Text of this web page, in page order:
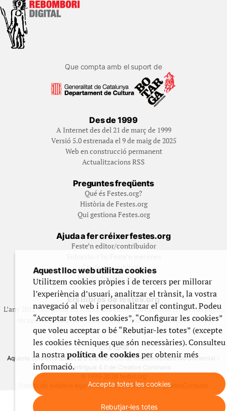
Que compta amb el suport de
Des de 1999
A Internet des del 21 de març de 1999
Versió 5.0 estrenada el 9 de maig de 2025
Web en construcció permanent
Actualitzacions RSS
Preguntes freqüents
Qué és Festes.org?
Història de Festes.org
Qui gestiona Festes.org
Ajuda a fer créixer festes.org
Feste’n editor/contribuidor
Contracta publicitat
Fes un donatiu puntual
Els llibres de festes.org
L’any 2012 vam posar en marxa una col·lecció editorial en format paper,
recuperant i ampliant materials que fins aleshores havien estat
exclusivament accessibles al nostre espai web. [+]
Aquesta obra està subjecta a una llicència de Reconeixement No Comercial -
CompartirIgual 4.0 de Creative Commons
Crèdits del web
Política de privadesa Ús de galetes
Aquest lloc web utilitza cookies
Utilitzem cookies pròpies i de tercers per millorar
l’experiència d’usuari, analitzar el trànsit, la vostra
navegació al web i personalitzar el contingut. Podeu
“Acceptar totes les cookies”, “Configurar les cookies”
que voleu acceptar o bé “Rebutjar-les totes” (excepte
les cookies tècniques que són necessàries). Consulteu
la nostrapolítica de cookiesper obtenir més
informació.
Accepta totes les cookies
Rebutjar-les totes